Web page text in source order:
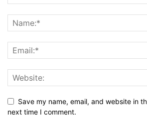
Save my name, email, and website in
next time I comment.